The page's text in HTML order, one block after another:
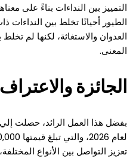
التمييز بين النداءات بناءً على
الطيور أحيانًا تخلط بين النداءات
العدوان والاستغاثة، لكنها لم
المعنى.
الجائزة
تعزيز التواصل بين الأنواع